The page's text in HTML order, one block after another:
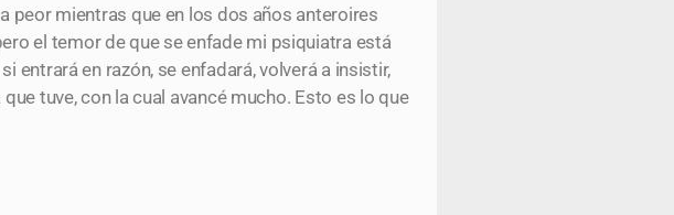
peor mientras que en los dos años anteroires
el temor de que se enfade mi psiquiatra está
entrará en razón, se enfadará, volverá a insistir,
tuve, con la cual avancé mucho. Esto es lo que